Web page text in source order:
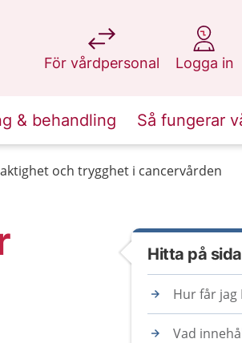
För vårdpersonal
på 1177.se
Logga in
på 1177.se
& behandling Så fungerar
och trygghet i cancervården
Hitta på
Hur får jag
Vad